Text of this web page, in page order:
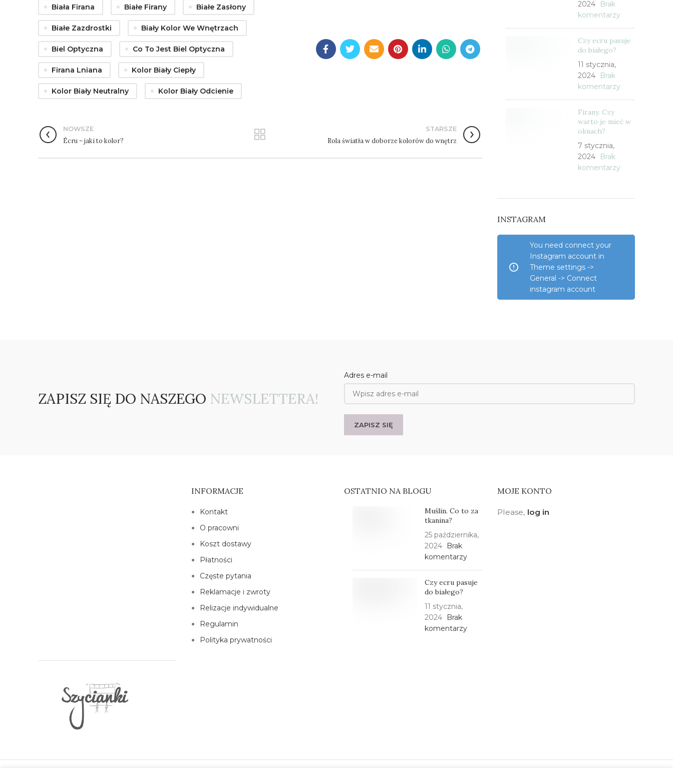
Biała Firana Białe Firany Białe Zasłony
Białe Zazdrostki Biały Kolor We Wnętrzach
Biel Optyczna Co To Jest Biel Optyczna
Firana Lniana Kolor Biały Ciepły
Kolor Biały Neutralny Kolor Biały Odcienie
NOWSZE
Écru – jaki to kolor?
STARSZE
Rola światła w doborze kolorów do wnętrz
2024
Brak
komentarzy
Czy ecru pasuje
do białego?
11 stycznia,
2024
Brak
komentarzy
Firany. Czy
warto je mieć w
oknach?
7 stycznia,
2024
Brak
komentarzy
INSTAGRAM
You need connect your
Instagram account in
Theme settings ->
General -> Connect
instagram account
ZAPISZ SIĘ DO NASZEGO NEWSLETTERA!
Adres e-mail
INFORMACJE
Kontakt
O pracowni
Koszt dostawy
Płatności
Częste pytania
Reklamacje i zwroty
Relizacje indywidualne
Regulamin
Polityka prywatności
OSTATNIO NA BLOGU
Muślin. Co to za
tkanina?
25 października,
2024
Brak
komentarzy
Czy ecru pasuje
do białego?
11 stycznia,
2024
Brak
komentarzy
MOJE KONTO
Please, log in